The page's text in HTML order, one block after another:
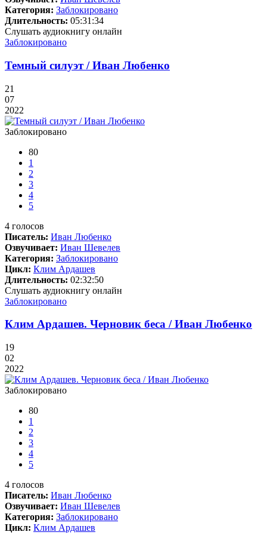
Категория: Заблокировано
Длительность: 05:31:34
Слушать аудиокнигу онлайн
Заблокировано
Темный силуэт / Иван Любенко
21
07
2022
Заблокировано
80
1
2
3
4
5
4 голосов
Писатель: Иван Любенко
Озвучивает: Иван Шевелев
Категория: Заблокировано
Цикл: Клим Ардашев
Длительность: 02:32:50
Слушать аудиокнигу онлайн
Заблокировано
Клим Ардашев. Черновик беса / Иван Любенко
19
02
2022
Заблокировано
80
1
2
3
4
5
4 голосов
Писатель: Иван Любенко
Озвучивает: Иван Шевелев
Категория: Заблокировано
Цикл: Клим Ардашев